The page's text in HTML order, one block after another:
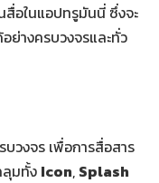
อในแอปทรูมันนี่ ซึ่งจะ
ย่างครบวงจรและทั่ว
งจร เพื่อการสื่อสาร
มทั้ง Icon, Splash